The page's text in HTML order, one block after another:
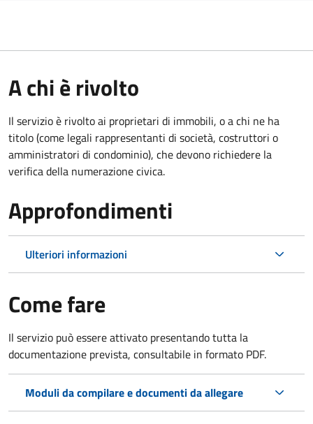
A chi è rivolto
Il servizio è rivolto ai proprietari di immobili, o a chi ne ha
titolo (come legali rappresentanti di società, costruttori o
amministratori di condominio), che devono richiedere la
verifica della numerazione civica.
Approfondimenti
Ulteriori informazioni
Come fare
Il servizio può essere attivato presentando tutta la
documentazione prevista, consultabile in formato PDF.
Moduli da compilare e documenti da allegare